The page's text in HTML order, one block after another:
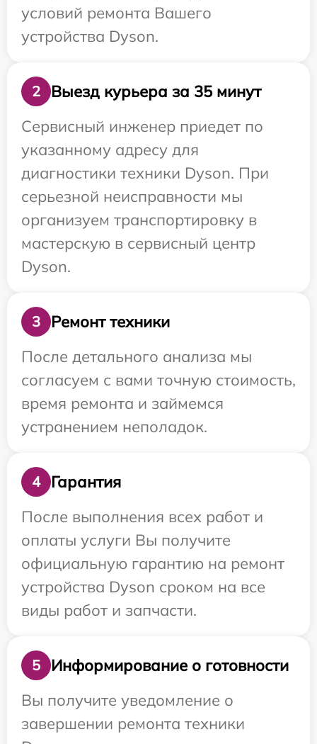
условий ремонта Вашего
устройства Dyson.
2
Выезд курьера за 35 минут
Сервисный инженер приедет по
указанному адресу для
диагностики техники Dyson. При
серьезной неисправности мы
организуем транспортировку в
мастерскую в сервисный центр
Dyson.
3
Ремонт техники
После детального анализа мы
согласуем с вами точную стоимость,
время ремонта и займемся
устранением неполадок.
4
Гарантия
После выполнения всех работ и
оплаты услуги Вы получите
официальную гарантию на ремонт
устройства Dyson сроком на все
виды работ и запчасти.
5
Информирование о готовности
Вы получите уведомление о
завершении ремонта техники